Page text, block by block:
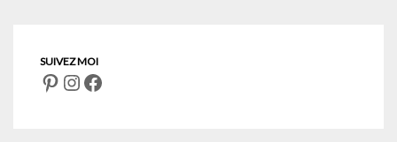
Pinterest
Instagram
Facebook